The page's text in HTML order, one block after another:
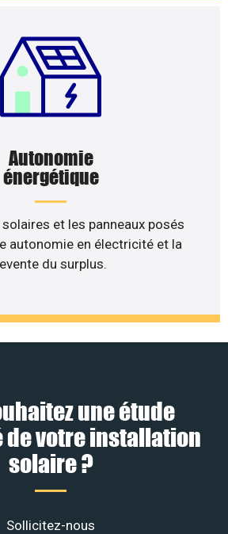
Autonomie
énergétique
et les panneaux posés
autonomie en électricité et la
du surplus.
une étude
votre installation
solaire ?
Sollicitez-nous